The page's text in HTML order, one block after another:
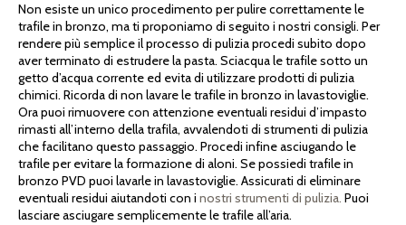
Non esiste un unico procedimento per pulire correttamente le
trafile in bronzo, ma ti proponiamo di seguito i nostri consigli. Per
rendere più semplice il processo di pulizia procedi subito dopo
aver terminato di estrudere la pasta. Sciacqua le trafile sotto un
getto d’acqua corrente ed evita di utilizzare prodotti di pulizia
chimici. Ricorda di non lavare le trafile in bronzo in lavastoviglie.
Ora puoi rimuovere con attenzione eventuali residui d’impasto
rimasti all’interno della trafila, avvalendoti di strumenti di pulizia
che facilitano questo passaggio. Procedi infine asciugando le
trafile per evitare la formazione di aloni. Se possiedi trafile in
bronzo PVD puoi lavarle in lavastoviglie. Assicurati di eliminare
eventuali residui aiutandoti con i nostri strumenti di pulizia. Puoi
lasciare asciugare semplicemente le trafile all’aria.